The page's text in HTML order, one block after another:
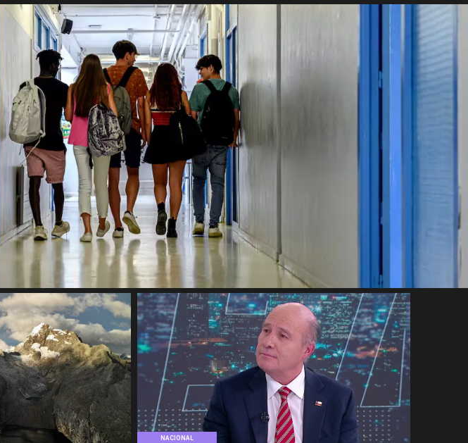
NACIONAL